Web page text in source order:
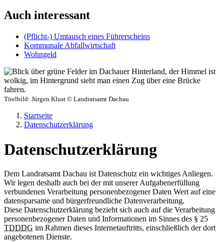
Auch interessant
(Pflicht-) Umtausch eines Führerscheins
Kommunale Abfallwirtschaft
Wohngeld
Titelbild: Jürgen Klust © Landratsamt Dachau
Startseite
Datenschutzerklärung
Datenschutzerklärung
Dem Landratsamt Dachau ist Datenschutz ein wichtiges Anliegen.
Wir legen deshalb auch bei der mit unserer Aufgabenerfüllung
verbundenen Verarbeitung personenbezogener Daten Wert auf eine
datensparsame und bürgerfreundliche Datenverarbeitung.
Diese Datenschutzerklärung bezieht sich auch auf die Verarbeitung
personenbezogener Daten und Informationen im Sinnes des § 25
TDDDG im Rahmen dieses Internetauftritts, einschließlich der dort
angebotenen Dienste.